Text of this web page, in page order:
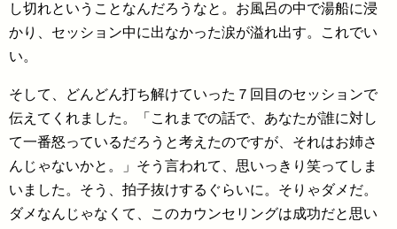
し切れということなんだろうなと。お風呂の中で湯船に浸
かり、セッション中に出なかった涙が溢れ出す。これでい
い。
そして、どんどん打ち解けていった７回目のセッションで
伝えてくれました。「これまでの話で、あなたが誰に対し
て一番怒っているだろうと考えたのですが、それはお姉さ
んじゃないかと。」そう言われて、思いっきり笑ってしま
いました。そう、拍子抜けするぐらいに。そりゃダメだ。
ダメなんじゃなくて、このカウンセリングは成功だと思い